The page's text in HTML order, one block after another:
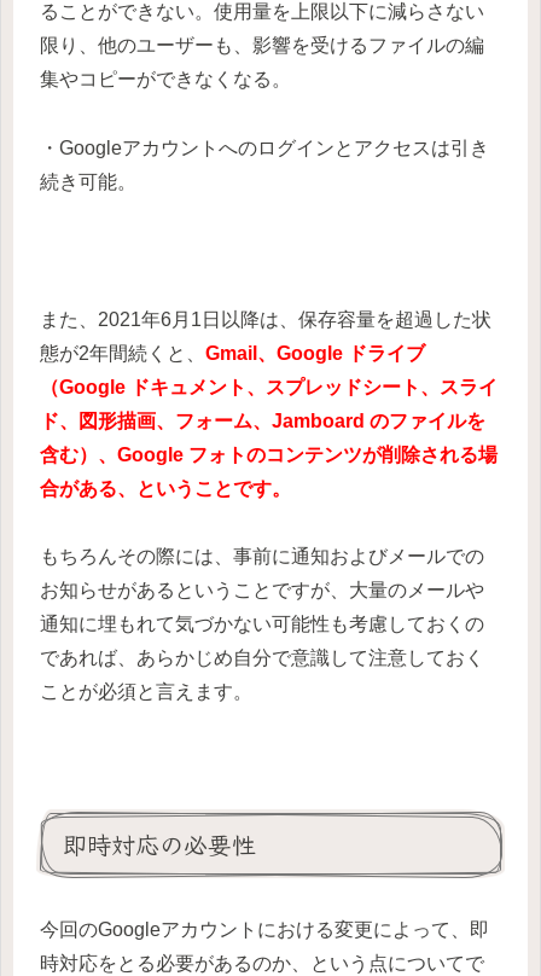
ることができない。使用量を上限以下に減らさない
限り、他のユーザーも、影響を受けるファイルの編
集やコピーができなくなる。
・Googleアカウントへのログインとアクセスは引き
続き可能。
また、2021年6月1日以降は、保存容量を超過した状
態が2年間続くと、 Gmail、Google ドライブ
（Google ドキュメント、スプレッドシート、スライ
ド、図形描画、フォーム、Jamboard のファイルを
含む）、Google フォトのコンテンツが削除される場
合がある、ということです。
もちろんその際には、事前に通知およびメールでの
お知らせがあるということですが、大量のメールや
通知に埋もれて気づかない可能性 も考慮しておくの
であれば、あらかじめ自分で意識して注意しておく
ことが必須と言えます。
即時対応の必要性
今回のGoogleアカウントにおける変更によって、即
時対応をとる必要があるのか、という点についてで